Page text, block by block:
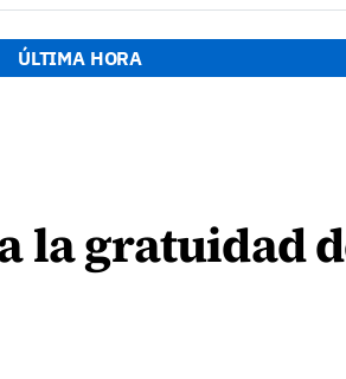
ÚLTIMA HORA
la gratuidad